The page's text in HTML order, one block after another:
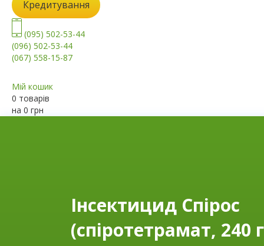
Кредитування
(095) 502-53-44
(096) 502-53-44
(067) 558-15-87
Мій кошик
0 товарів
на 0 грн
Інсектицид Спірос
(спіротетрамат, 240